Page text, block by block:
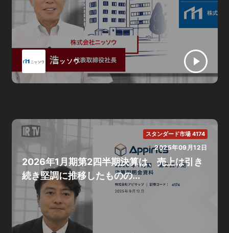
ニッソウ
スタンダード市場 4174
2025年09月12日
2026年1月期第2四半期決算は、売上は引き
続き堅調に推移したものの...